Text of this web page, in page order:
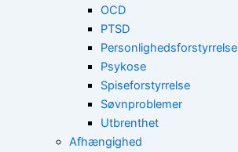
OCD
PTSD
Personlighedsforstyrrelse
Psykose
Spiseforstyrrelse
Søvnproblemer
Utbrenthet
Afhængighed